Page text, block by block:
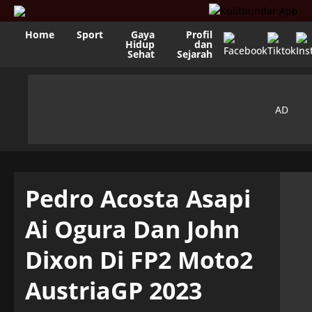
Home Sport Gaya
Hidup
Sehat
Profil
dan
Sejarah
Pedro Acosta Asapi
Ai Ogura Dan John
Dixon Di FP2 Moto2
AustriaGP 2023